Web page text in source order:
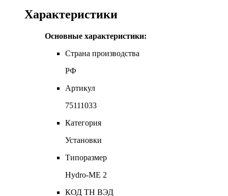
Характеристики
Основные характеристики:
Страна производства
РФ
Артикул
75111033
Категория
Установки
Типоразмер
Hydro-ME 2
КОД ТН ВЭД